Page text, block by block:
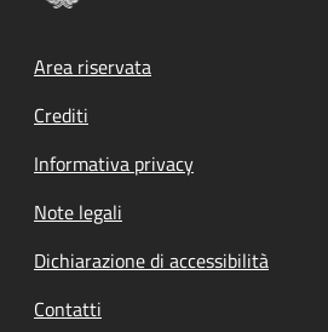
Footer menu
Area riservata
Crediti
Informativa privacy
Note legali
Dichiarazione di accessibilità
Contatti